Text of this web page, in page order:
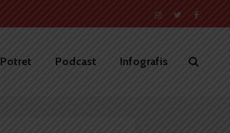
Potret Podcast Infografis